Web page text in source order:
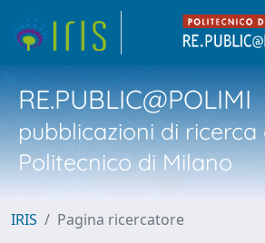
RE.PUBLIC@POLIMI
pubblicazioni di ricerca
Politecnico di Milano
IRIS Pagina ricercatore